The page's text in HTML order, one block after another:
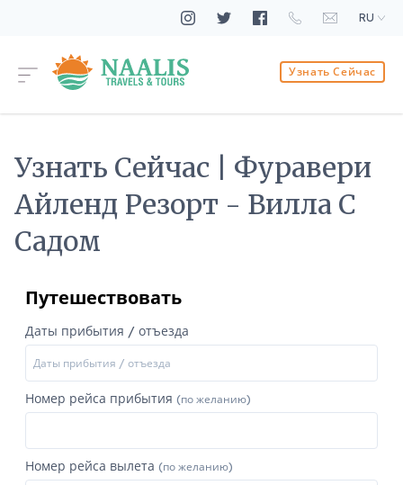
RU
Узнать Сейчас
Узнать Сейчас | Фуравери
Айленд Резорт - Вилла С
Садом
Путешествовать
Даты прибытия / отъезда
Номер рейса прибытия (по желанию)
Номер рейса вылета (по желанию)